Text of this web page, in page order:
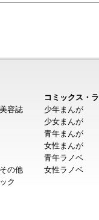
容誌
の他
ク
コミックス・
少年まんが
少女まんが
青年まんが
女性まんが
青年ラノベ
女性ラノベ